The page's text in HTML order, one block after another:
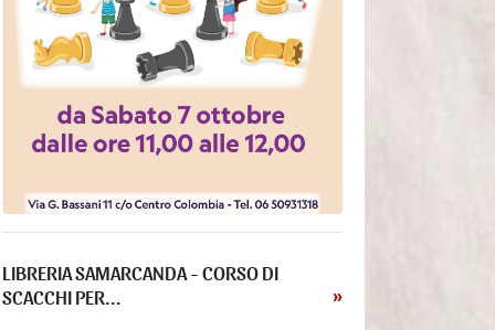
materia di protezione dei Dati Personali;
il trattamento è necessario all'esecuzione di un contratto
con l’Utente e/o all'esecuzione di misure precontrattuali;
il trattamento è necessario per adempiere un obbligo
il trattamento è necessario per l'esecuzione di un compito
di interesse pubblico o per l'esercizio di pubblici poteri di
cui è investito il Titolare;
legittimo interesse del Titolare o di terzi.
È comunque sempre possibile richiedere al Titolare di
sulla legge, previsto da un contratto o necessario per
concludere un contratto.
LIBRERIA SAMARCANDA - CORSO DI
SCACCHI PER...
»